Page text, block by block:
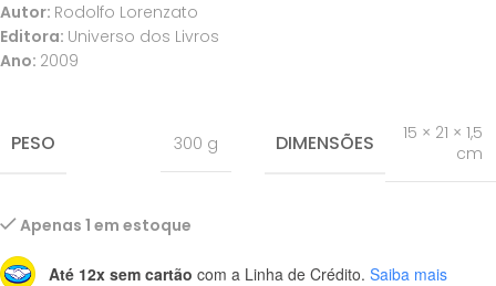
Autor: Rodolfo Lorenzato
Editora: Universo dos Livros
Ano: 2009
PESO 300 g DIMENSÕES
15 × 21 × 1,5
cm
Apenas 1 em estoque
Até 12x sem cartão com a Linha de Crédito. Saiba mais